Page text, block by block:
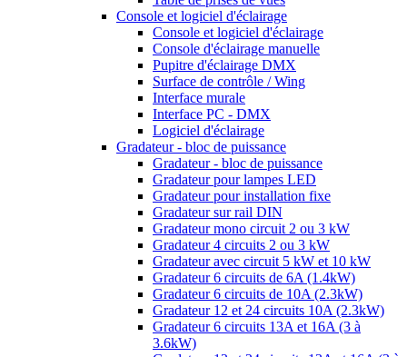
Console et logiciel d'éclairage
Console et logiciel d'éclairage
Console d'éclairage manuelle
Pupitre d'éclairage DMX
Surface de contrôle / Wing
Interface murale
Interface PC - DMX
Logiciel d'éclairage
Gradateur - bloc de puissance
Gradateur - bloc de puissance
Gradateur pour lampes LED
Gradateur pour installation fixe
Gradateur sur rail DIN
Gradateur mono circuit 2 ou 3 kW
Gradateur 4 circuits 2 ou 3 kW
Gradateur avec circuit 5 kW et 10 kW
Gradateur 6 circuits de 6A (1.4kW)
Gradateur 6 circuits de 10A (2.3kW)
Gradateur 12 et 24 circuits 10A (2.3kW)
Gradateur 6 circuits 13A et 16A (3 à
3.6kW)